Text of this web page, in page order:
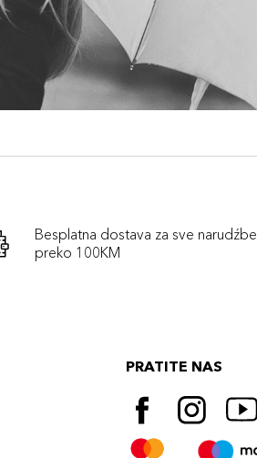
Besplatna dostava za sve narudźbe
preko 100KM
PRATITE NAS